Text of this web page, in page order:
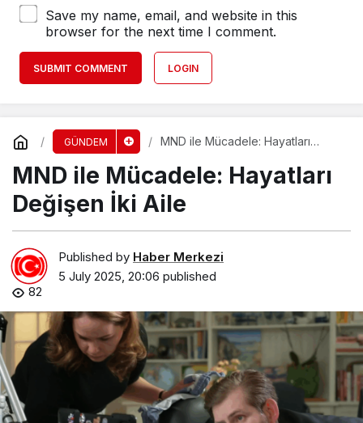
Save my name, email, and website in this
browser for the next time I comment.
SUBMIT COMMENT LOGIN
GÜNDEM
MND ile Mücadele: Hayatları
MND ile Mücadele: Hayatları
Değişen İki Aile
Published by Haber Merkezi
5 July 2025, 20:06 published
82